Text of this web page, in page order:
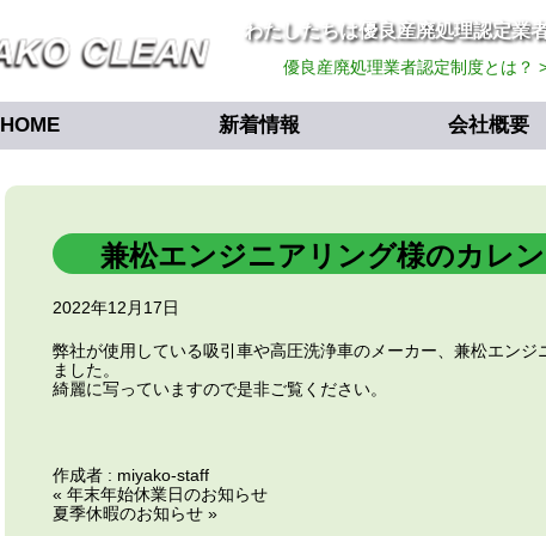
わたしたちは優良産廃処理認定業
優良産廃処理業者認定制度とは？
HOME 新着情報 会社概要
兼松エンジニアリング様のカレ
2022年12月17日
弊社が使用している吸引車や高圧洗浄車のメーカー、兼松エン
ました。
綺麗に写っていますので是非ご覧ください。
作成者 : miyako-staff
« 年末年始休業日のお知らせ
夏季休暇のお知らせ »